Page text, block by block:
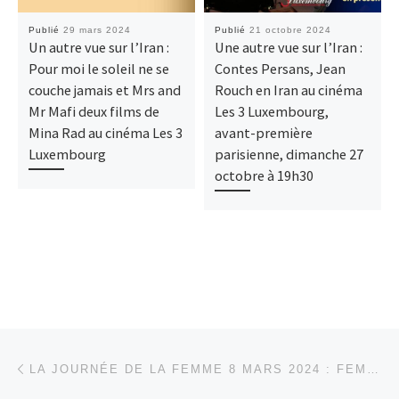
Publié 29 mars 2024
Un autre vue sur l’Iran :
Pour moi le soleil ne se
couche jamais et Mrs and
Mr Mafi deux films de
Mina Rad au cinéma Les 3
Luxembourg
Publié 21 octobre 2024
Une autre vue sur l’Iran :
Contes Persans, Jean
Rouch en Iran au cinéma
Les 3 Luxembourg,
avant-première
parisienne, dimanche 27
octobre à 19h30
Parcourir les articles